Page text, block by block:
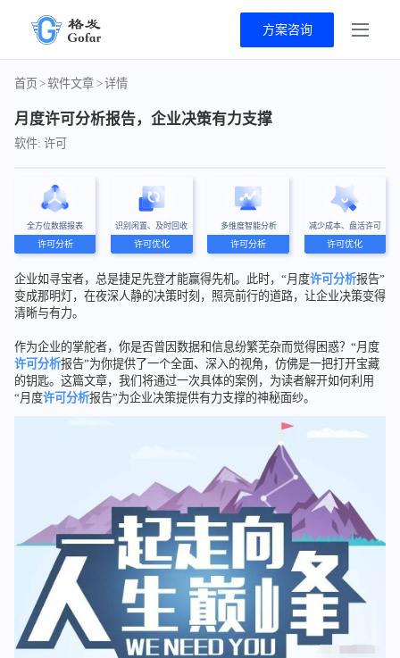
方案咨询
首页>软件文章 >详情
月度许可分析报告，企业决策有力支撑
软件: 许可
全方位数据报表
许可分析
识别闲置、及时回收
许可优化
多维度智能分析
许可分析
减少成本、盘活许可
许可优化
企业如寻宝者，总是捷足先登才能赢得先机。此时，“月度许可分析报告”
变成那明灯，在夜深人静的决策时刻，照亮前行的道路，让企业决策变得
清晰与有力。
作为企业的掌舵者，你是否曾因数据和信息纷繁芜杂而觉得困惑？“月度
许可分析报告”为你提供了一个全面、深入的视角，仿佛是一把打开宝藏
的钥匙。这篇文章，我们将通过一次具体的案例，为读者解开如何利用
“月度许可分析报告”为企业决策提供有力支撑的神秘面纱。